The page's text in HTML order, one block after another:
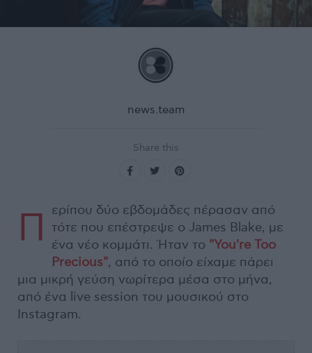
news.team
Share this
Π
ερίπου δύο εβδομάδες πέρασαν από
τότε που επέστρεψε ο James Blake, με
ένα νέο κομμάτι. Ήταν το "You're Too
Precious", από το οποίο είχαμε πάρει
μια μικρή γεύση νωρίτερα μέσα στο μήνα,
από ένα live session του μουσικού στο
Instagram.